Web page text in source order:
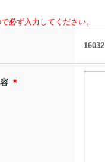
必ず入力してください。
16032
＊